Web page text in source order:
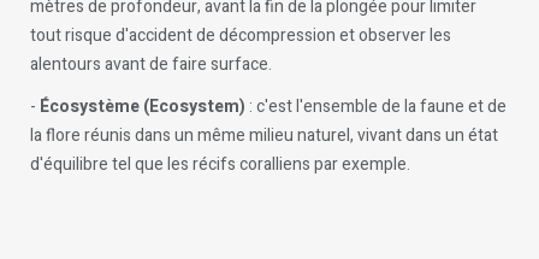
mètres de profondeur, avant la fin de la plongée pour limiter
tout risque d'accident de décompression et observer les
alentours avant de faire surface.
- Écosystème (Ecosystem) : c'est l'ensemble de la faune et de
la flore réunis dans un même milieu naturel, vivant dans un état
d'équilibre tel que les récifs coralliens par exemple.